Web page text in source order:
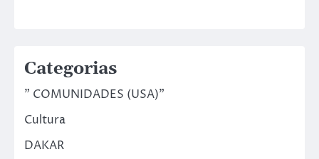
Categorias
" COMUNIDADES (USA)"
Cultura
DAKAR